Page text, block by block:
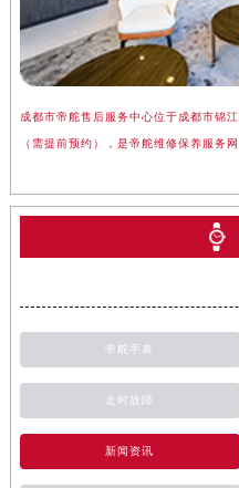
成都市帝舵售后服务中心位于成都市锦
（需提前预约），是帝舵维修保养服务
帝舵手表
走时故障
新闻资讯